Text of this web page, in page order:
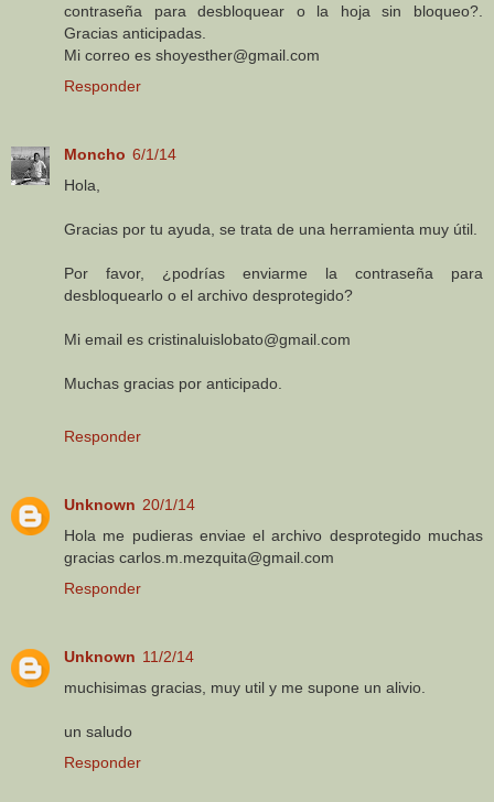
contraseña para desbloquear o la hoja sin bloqueo?.
Gracias anticipadas.
Mi correo es shoyesther@gmail.com
Responder
Moncho 6/1/14
Hola,
Gracias por tu ayuda, se trata de una herramienta muy útil.
Por favor, ¿podrías enviarme la contraseña para
desbloquearlo o el archivo desprotegido?
Mi email es cristinaluislobato@gmail.com
Muchas gracias por anticipado.
Responder
Unknown 20/1/14
Hola me pudieras enviae el archivo desprotegido muchas
gracias carlos.m.mezquita@gmail.com
Responder
Unknown 11/2/14
muchisimas gracias, muy util y me supone un alivio.
un saludo
Responder